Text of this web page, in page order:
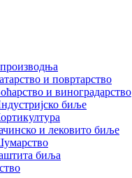
и повртарство
и виноградарство
биље
и лековито биље
биља